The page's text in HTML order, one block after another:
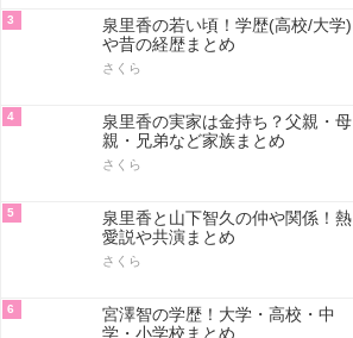
3
泉里香の若い頃！学歴(高校/大学)
や昔の経歴まとめ
さくら
4
泉里香の実家は金持ち？父親・母
親・兄弟など家族まとめ
さくら
5
泉里香と山下智久の仲や関係！熱
愛説や共演まとめ
さくら
6
宮澤智の学歴！大学・高校・中
学・小学校まとめ